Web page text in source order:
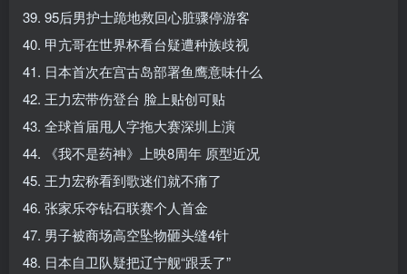
39. 95后男护士跪地救回心脏骤停游客
40. 甲亢哥在世界杯看台疑遭种族歧视
41. 日本首次在宫古岛部署鱼鹰意味什么
42. 王力宏带伤登台 脸上贴创可贴
43. 全球首届甩人字拖大赛深圳上演
44. 《我不是药神》上映8周年 原型近况
45. 王力宏称看到歌迷们就不痛了
46. 张家乐夺钻石联赛个人首金
47. 男子被商场高空坠物砸头缝4针
48. 日本自卫队疑把辽宁舰“跟丢了”